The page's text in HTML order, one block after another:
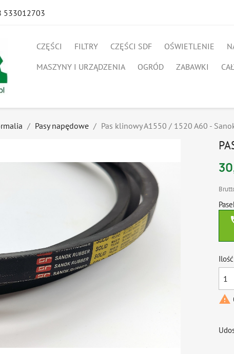
533012703
CZĘŚCI FILTRY CZĘŚCI SDF OŚWIETLENIE
MASZYNY I URZĄDZENIA
OGRÓD ZABAWKI
Pasy napędowe Pas klinowy A1550 / 1520 A60 -
Ilość
